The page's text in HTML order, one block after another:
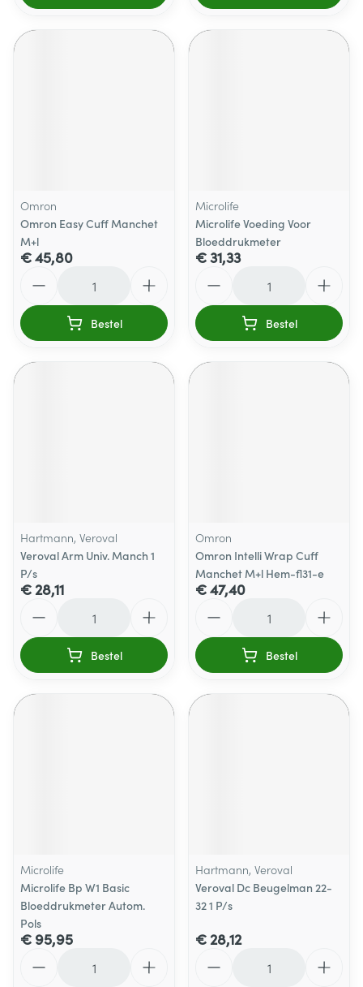
Omron
Omron Easy Cuff Manchet
M+l
€ 45,80
Bestel
Microlife
Microlife Voeding Voor
Bloeddrukmeter
€ 31,33
Bestel
Hartmann, Veroval
Veroval Arm Univ. Manch 1
P/s
€ 28,11
Bestel
Omron
Omron Intelli Wrap Cuff
Manchet M+l Hem-fl31-e
€ 47,40
Bestel
Microlife
Microlife Bp W1 Basic
Bloeddrukmeter Autom.
Pols
€ 95,95
Hartmann, Veroval
Veroval Dc Beugelman 22-
32 1 P/s
€ 28,12